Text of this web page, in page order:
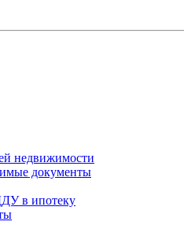
недвижимости
документы
в ипотеку